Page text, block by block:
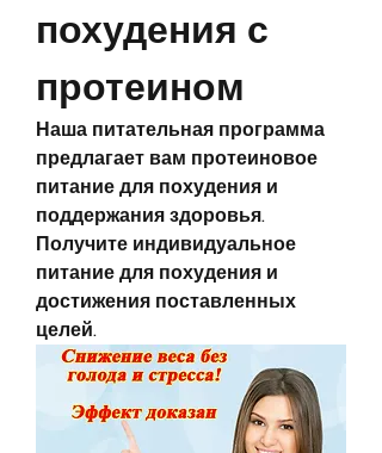
похудения с
протеином
Наша питательная программа
предлагает вам протеиновое
питание для похудения и
поддержания здоровья.
Получите индивидуальное
питание для похудения и
достижения поставленных
целей.